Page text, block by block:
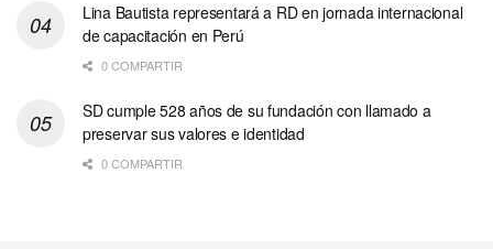
Lina Bautista representará a RD en jornada internacional
de capacitación en Perú
0 COMPARTIR
SD cumple 528 años de su fundación con llamado a
preservar sus valores e identidad
0 COMPARTIR